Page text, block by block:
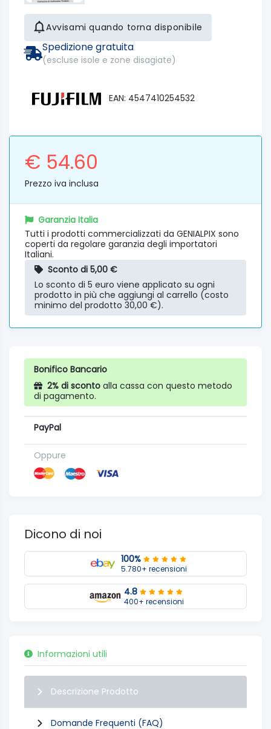
Avvisami quando torna disponibile
Spedizione gratuita
(escluse isole e zone disagiate)
EAN: 4547410254532
€ 54.60
Prezzo iva inclusa
Garanzia Italia
Tutti i prodotti commercializzati da GENIALPIX sono
coperti da regolare garanzia degli importatori
Italiani.
Sconto di 5,00 €
Lo sconto di 5 euro viene applicato su ogni
prodotto in più che aggiungi al carrello (costo
minimo del prodotto 30,00 €).
Bonifico Bancario
2% di sconto alla cassa con questo metodo
di pagamento.
PayPal
Oppure
Dicono di noi
100%
5.780+ recensioni
4.8
400+ recensioni
Informazioni utili
Descrizione Prodotto
Domande Frequenti (FAQ)